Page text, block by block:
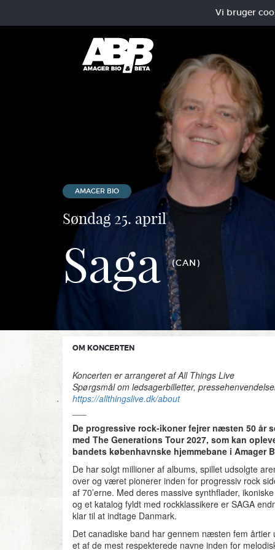
Vi bruger
AMAGER BIO
Søndag 25. april
Saga(CAN)
OM KONCERTEN
Koncerten er arrangeret af All Things Live
Spørgsmål om ledsagerbilletter,
https://allthingslive.dk/about
De progressive rock-ikoner fejrer næsten 50 år
med The Generations Tour 2027, som kan
bandets københavnske hjemmebane i Amager
De har solgt millioner af albums, spillet udsolgte
over og været pionerer inden for progressiv rock
af 70’erne. Med deres massive synthflader,
og et katalog fyldt med rockklassikere er SAGA
klar til at indtage Danmark.
Det canadiske band har gennem næsten fem årtier
et af de mest respekterede navne inden for